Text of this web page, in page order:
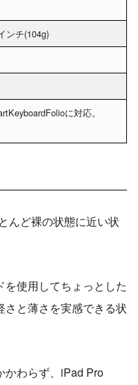
ンチ(104g)
に対応。
んど裸の状態に近い状
使用してちょっとした
と薄さを実感できる状
かわらず、iPad Pro